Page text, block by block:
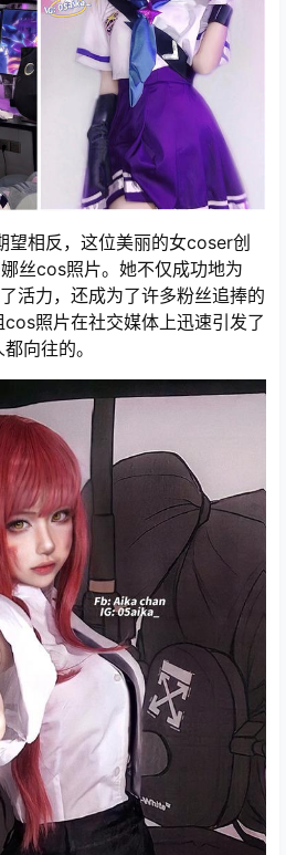
望相反，这位美丽的女coser创
丝cos照片。她不仅成功地为
活力，还成为了许多粉丝追捧的
照片在社交媒体上迅速引发了
向往的。